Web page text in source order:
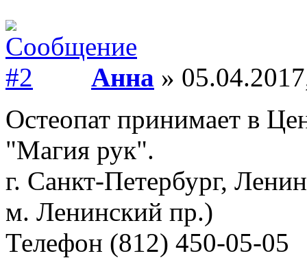
Анна »
Остеопат принимает в
"Магия рук".
г. Санкт-Петербург,
м. Ленинский пр.)
Телефон (812) 450-05-05